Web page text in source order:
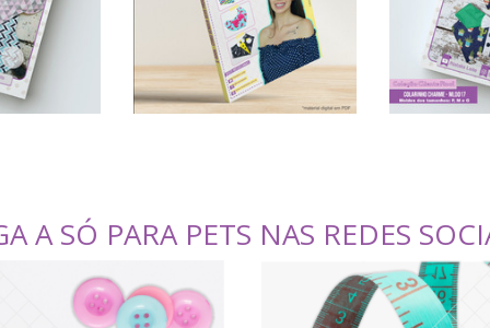
A SÓ PARA PETS NAS REDES